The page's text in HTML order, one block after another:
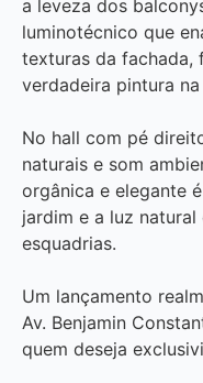
a leveza dos
luminotécnico que
texturas da fachada,
verdadeira pintura
No hall com pé
naturais e som
orgânica e elegante
jardim e a luz
esquadrias.
Um lançamento
Av. Benjamin
quem deseja